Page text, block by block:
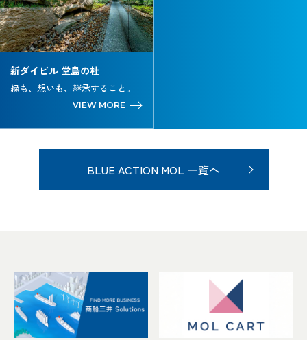
新ダイビル 堂島の杜
緑も、想いも、継承すること。
VIEW MORE
BLUE ACTION MOL 一覧へ